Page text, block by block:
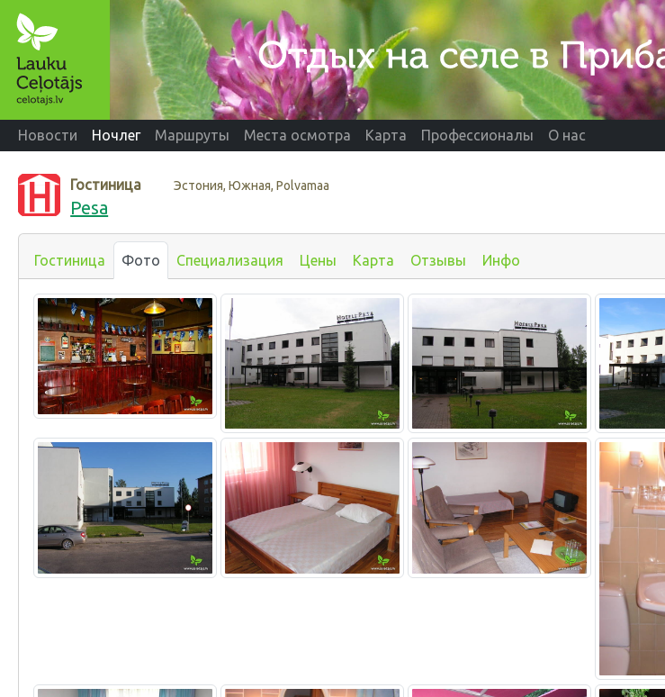
Новости Ночлег Маршруты Места осмотра Карта Профессионалы О нас
Гостиница Эстония, Южная, Polvamaa
Pesa
Гостиница Фото Специализация Цены Карта Отзывы Инфо